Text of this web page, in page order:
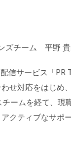
ズチーム 平野
信サービス「
対応をはじめ
ームを経て、現
クティブなサポ